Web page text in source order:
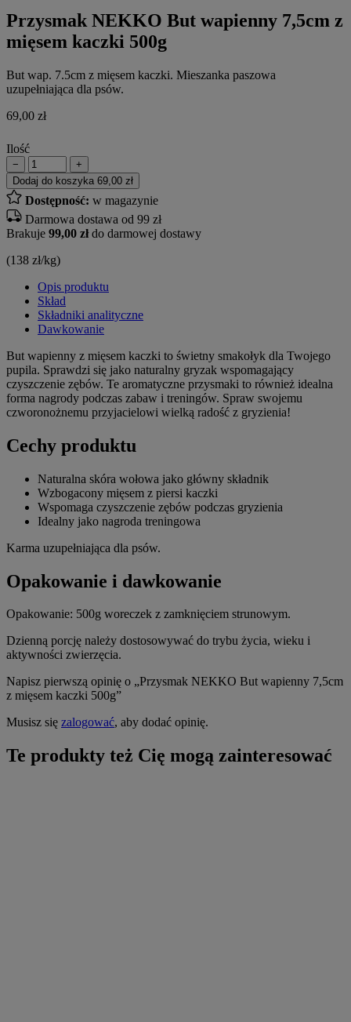
Przysmak NEKKO But wapienny 7,5cm z
mięsem kaczki 500g
But wap. 7.5cm z mięsem kaczki. Mieszanka paszowa
uzupełniająca dla psów.
69,00 zł
Ilość
−
+
Dodaj do koszyka 69,00 zł
Dostępność: w magazynie
Darmowa dostawa od 99 zł
Brakuje 99,00 złdo darmowej dostawy
(138 zł/kg)
Opis produktu
Skład
Składniki analityczne
Dawkowanie
But wapienny z mięsem kaczki to świetny smakołyk dla Twojego
pupila. Sprawdzi się jako naturalny gryzak wspomagający
czyszczenie zębów. Te aromatyczne przysmaki to również idealna
forma nagrody podczas zabaw i treningów. Spraw swojemu
czworonożnemu przyjacielowi wielką radość z gryzienia!
Cechy produktu
Naturalna skóra wołowa jako główny składnik
Wzbogacony mięsem z piersi kaczki
Wspomaga czyszczenie zębów podczas gryzienia
Idealny jako nagroda treningowa
Karma uzupełniająca dla psów.
Opakowanie i dawkowanie
Opakowanie: 500g woreczek z zamknięciem strunowym.
Dzienną porcję należy dostosowywać do trybu życia, wieku i
aktywności zwierzęcia.
Napisz pierwszą opinię o „Przysmak NEKKO But wapienny 7,5cm
z mięsem kaczki 500g”
Musisz się zalogować, aby dodać opinię.
Te produkty też Cię mogą zainteresować